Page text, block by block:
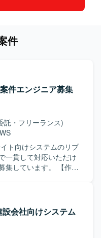
件
件エンジニア募集
託・フリーランス)
ト向けシステムのリプ
一貫して対応いただけ
います。 【作業
結合テストまで一連の
求めています。 【ポ
ロントエンド、インフ
会社向けシステム